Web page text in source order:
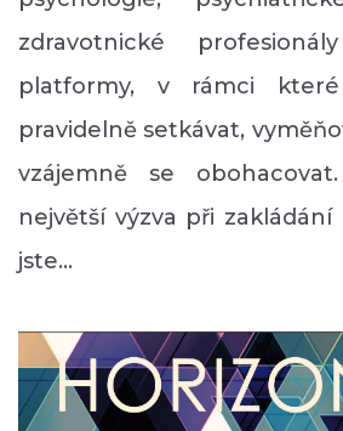
zdravotnické
platformy, v rámci
pravidelně setkávat,
vzájemně se
největší výzva při
jste…